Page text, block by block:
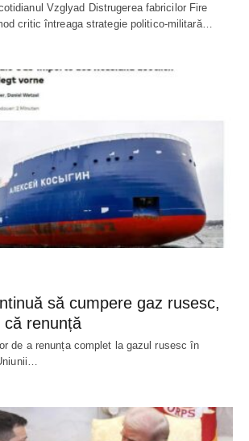
Vzglyad Distrugerea fabricilor Fire
critic întreaga strategie politico-militară…
să cumpere gaz rusesc,
că renunță
de a renunța complet la gazul rusesc în